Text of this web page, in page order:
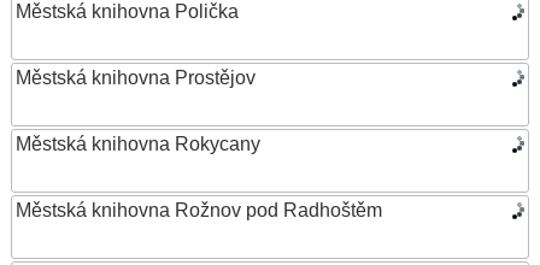
Městská knihovna Polička
Městská knihovna Prostějov
Městská knihovna Rokycany
Městská knihovna Rožnov pod Radhoštěm